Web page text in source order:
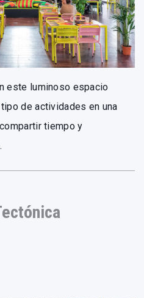
este luminoso espacio
de actividades en una
tiempo y